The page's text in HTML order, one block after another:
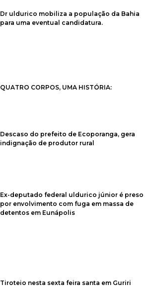
Dr uldurico mobiliza a população da Bahia
para uma eventual candidatura.
QUATRO CORPOS, UMA HISTÓRIA:
Descaso do prefeito de Ecoporanga, gera
indignação de produtor rural
Ex-deputado federal uldurico júnior é preso
por envolvimento com fuga em massa de
detentos em Eunápolis
Tiroteio nesta sexta feira santa em Guriri